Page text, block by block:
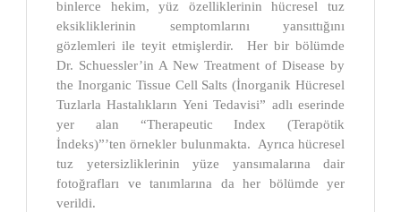
binlerce hekim, yüz özelliklerinin hücresel tuz
eksikliklerinin semptomlarını yansıttığını
gözlemleri ile teyit etmişlerdir. Her bir bölümde
Dr. Schuessler’in A New Treatment of Disease by
the Inorganic Tissue Cell Salts (İnorganik Hücresel
Tuzlarla Hastalıkların Yeni Tedavisi” adlı eserinde
yer alan “Therapeutic Index (Terapötik
İndeks)”’ten örnekler bulunmakta. Ayrıca hücresel
tuz yetersizliklerinin yüze yansımalarına dair
fotoğrafları ve tanımlarına da her bölümde yer
verildi.